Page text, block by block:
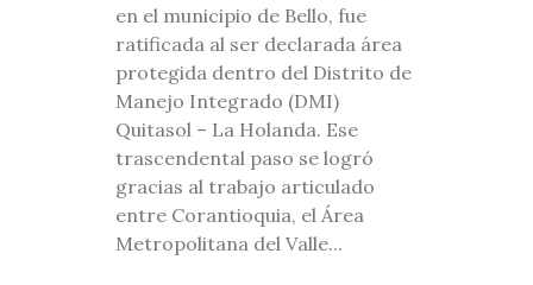
en el municipio de Bello, fue
ratificada al ser declarada área
protegida dentro del Distrito de
Manejo Integrado (DMI)
Quitasol – La Holanda. Ese
trascendental paso se logró
gracias al trabajo articulado
entre Corantioquia, el Área
Metropolitana del Valle...